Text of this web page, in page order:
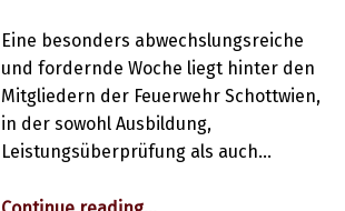
Eine besonders abwechslungsreiche
und fordernde Woche liegt hinter den
Mitgliedern der Feuerwehr Schottwien,
in der sowohl Ausbildung,
Leistungsüberprüfung als auch…
“Intensive Ausbildungs- und Kameradschaftswoche bei der Feuerwehr Schottwien”